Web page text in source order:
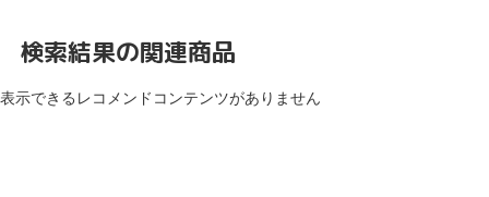
検索結果の関連商品
表示できるレコメンドコンテンツがありません